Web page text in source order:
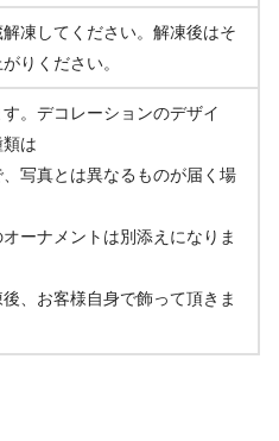
凍してください。解凍後はそ
りください。
。デコレーションのデザイ
は
写真とは異なるものが届く場
ーナメントは別添えになりま
、お客様自身で飾って頂きま